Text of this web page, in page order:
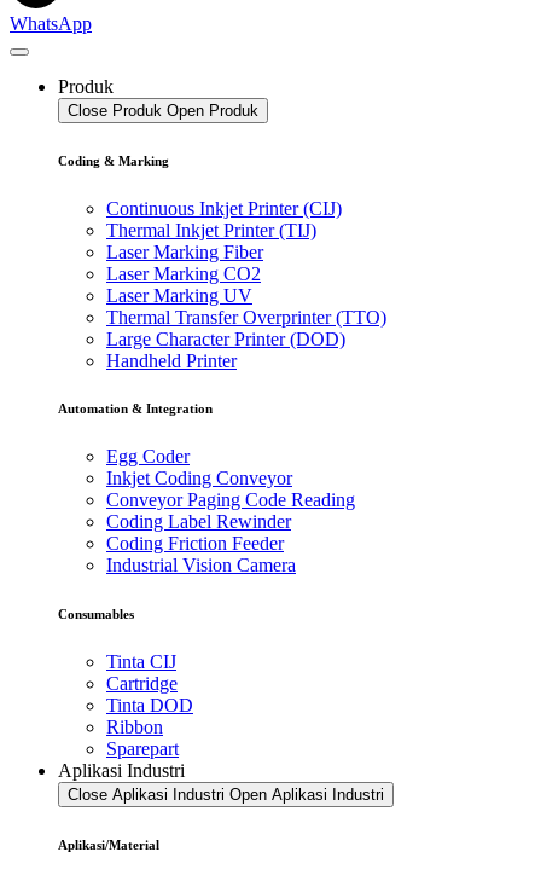
WhatsApp
Produk
Close Produk Open Produk
Coding & Marking
Continuous Inkjet Printer (CIJ)
Thermal Inkjet Printer (TIJ)
Laser Marking Fiber
Laser Marking CO2
Laser Marking UV
Thermal Transfer Overprinter (TTO)
Large Character Printer (DOD)
Handheld Printer
Automation & Integration
Egg Coder
Inkjet Coding Conveyor
Conveyor Paging Code Reading
Coding Label Rewinder
Coding Friction Feeder
Industrial Vision Camera
Consumables
Tinta CIJ
Cartridge
Tinta DOD
Ribbon
Sparepart
Aplikasi Industri
Close Aplikasi Industri Open Aplikasi Industri
Aplikasi/Material